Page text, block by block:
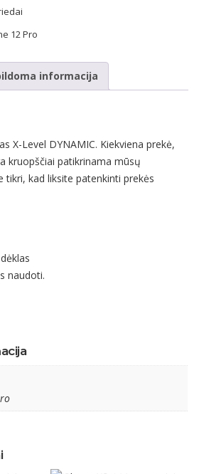
12 Pro
informacija
X-Level DYNAMIC. Kiekviena prekė,
kruopščiai patikrinama mūsų
tikri, kad liksite patenkinti prekės
naudoti.